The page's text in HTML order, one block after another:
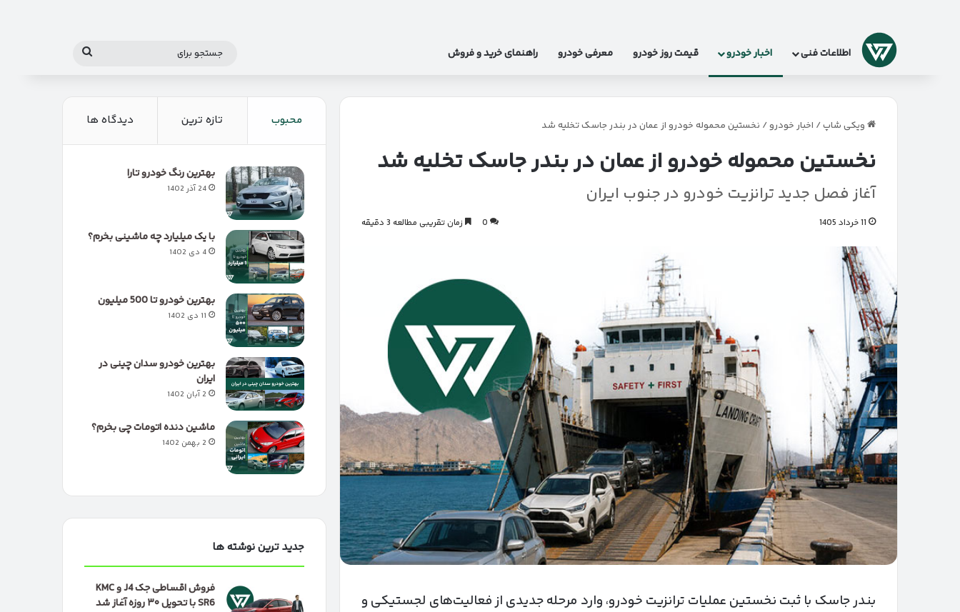
لوگو اطلاعات فنی اخبار خودرو قیمت روز خودرو معرفی خودرو راهنمای خرید و فروش
جستجو
ویکی شاپ/ اخبار خودرو/ نخستین محموله خودرو از عمان در بندر جاسک تخلیه شد
نخستین محموله خودرو از عمان در بندر جاسک تخلیه شد
آغاز فصل جدید ترانزیت خودرو در جنوب ایران
11 خرداد 1405 0 زمان تقریبی مطالعه 3 دقیقه
بندر جاسک با ثبت نخستین عملیات ترانزیت خودرو، وارد مرحله جدیدی از فعالیت‌های لجستیکی و
محبوب تازه ترین دیدگاه ها
بهترین رنگ خودرو تارا
24 آذر 1402
با یک میلیارد چه ماشینی بخرم؟
4 دی 1402
بهترین خودرو تا 500 میلیون
11 دی 1402
بهترین خودرو سدان چینی در
ایران
2 آبان 1402
ماشین دنده اتومات چی بخرم؟
2 بهمن 1402
جدید ترین نوشته ها
فروش اقساطی جک J4 و KMC
SR6 با تحویل ۳۰ روزه آغاز شد